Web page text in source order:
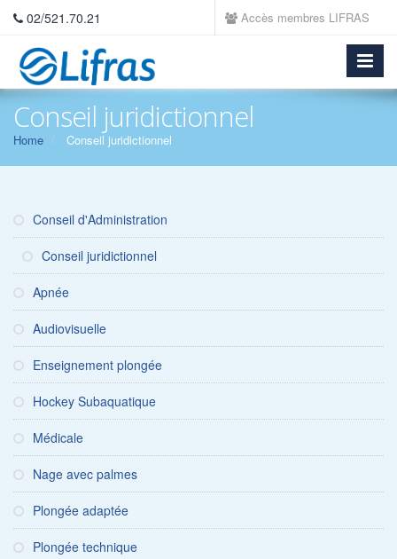
02/521.70.21 Accès membres LIFRAS
Conseil juridictionnel
Home Conseil juridictionnel
Conseil d'Administration
Conseil juridictionnel
Apnée
Audiovisuelle
Enseignement plongée
Hockey Subaquatique
Médicale
Nage avec palmes
Plongée adaptée
Plongée technique